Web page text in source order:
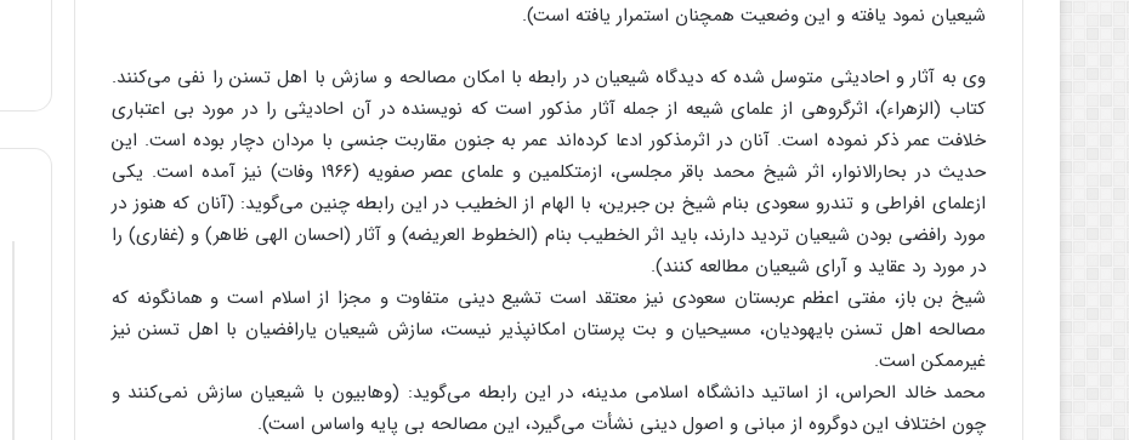
شیعیان نمود یافته و این وضعیت همچنان استمرار یافته است).
وی به آثار و احادیثی متوسل شده که دیدگاه شیعیان در رابطه با امکان مصالحه و سازش با اهل تسنن را نفی می‌کنند.
کتاب (الزهراء)، اثرگروهی از علمای شیعه از جمله آثار مذکور است که نویسنده در آن احادیثی را در مورد بی اعتباری
خلافت عمر ذکر نموده است. آنان در اثرمذکور ادعا کرده‌اند عمر به جنون مقاربت جنسی با مردان دچار بوده است. این
حدیث در بحارالانوار، اثر شیخ محمد باقر مجلسی، ازمتکلمین و علمای عصر صفویه (۱۹۶۶ وفات) نیز آمده است. یکی
ازعلمای افراطی و تندرو سعودی بنام شیخ بن جبرین، با الهام از الخطیب در این رابطه چنین می‌گوید: (آنان که هنوز در
مورد رافضی بودن شیعیان تردید دارند، باید اثر الخطیب بنام (الخطوط العریضه) و آثار (احسان الهی ظاهر) و (غفاری) را
در مورد رد عقاید و آرای شیعیان مطالعه کنند).
شیخ بن باز، مفتی اعظم عربستان سعودی نیز معتقد است تشیع دینی متفاوت و مجزا از اسلام است و همانگونه که
مصالحه اهل تسنن بایهودیان، مسیحیان و بت پرستان امکانپذیر نیست، سازش شیعیان یارافضیان با اهل تسنن نیز
غیرممکن است.
محمد خالد الحراس، از اساتید دانشگاه اسلامی مدینه، در این رابطه می‌گوید: (وهابیون با شیعیان سازش نمی‌کنند و
چون اختلاف این دوگروه از مبانی و اصول دینی نشأت می‌گیرد، این مصالحه بی پایه واساس است).